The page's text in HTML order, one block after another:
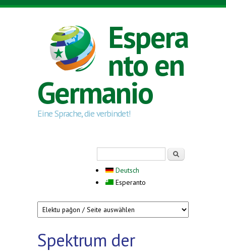
Skip to main content
Espera
nto en
Germanio
Eine Sprache, die verbindet!
Deutsch
Esperanto
Spektrum der